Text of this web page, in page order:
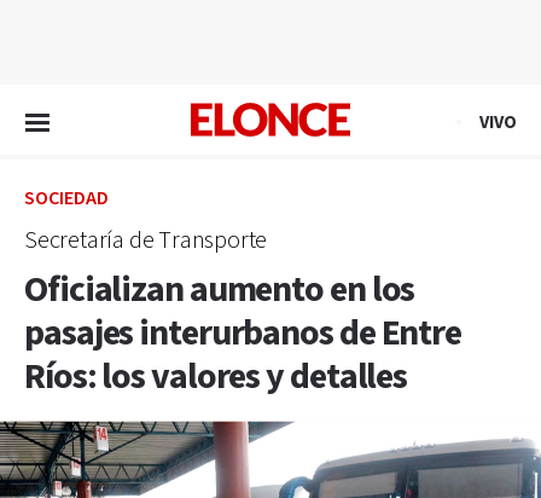
VIVO
SOCIEDAD
Secretaría de Transporte
Oficializan aumento en los
pasajes interurbanos de Entre
Ríos: los valores y detalles